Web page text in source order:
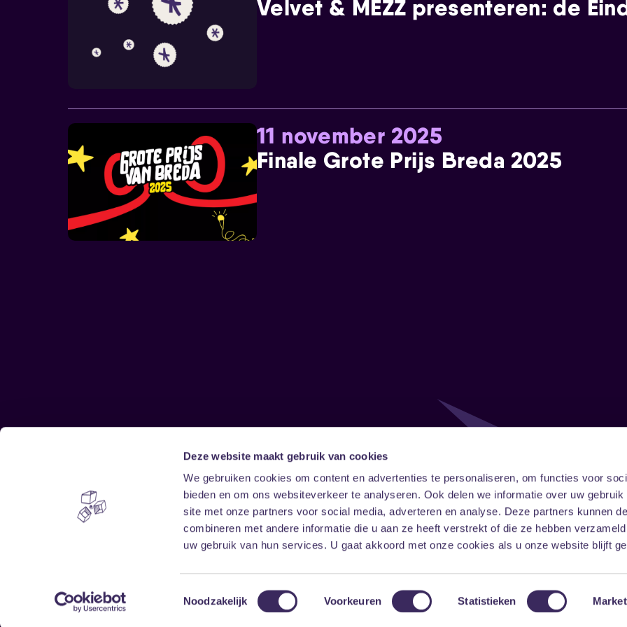
Deze website maakt gebruik van cookies
We gebruiken cookies om content en advertenties te personaliseren, om functies voor
bieden en om ons websiteverkeer te analyseren. Ook delen we informatie over uw gebruik
site met onze partners voor social media, adverteren en analyse. Deze partners kunnen
combineren met andere informatie die u aan ze heeft verstrekt of die ze hebben
uw gebruik van hun services. U gaat akkoord met onze cookies als u onze website blijft
Toestemmingsselectie
Noodzakelijk Voorkeuren Statistieken
Velvet & MEZZ presenteren: de
11 november 2025
Finale Grote Prijs Breda 2025
Home
Vrijwilligers
Disclaimer
Toegankelijkheid
Privacy & cookies
Follow
FacebookInstagramLinkedIn
Onze